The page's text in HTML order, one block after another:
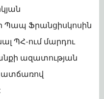
Պապ Ֆրանցիսկոսին
ՊՀ-ում մարդու
ազատության